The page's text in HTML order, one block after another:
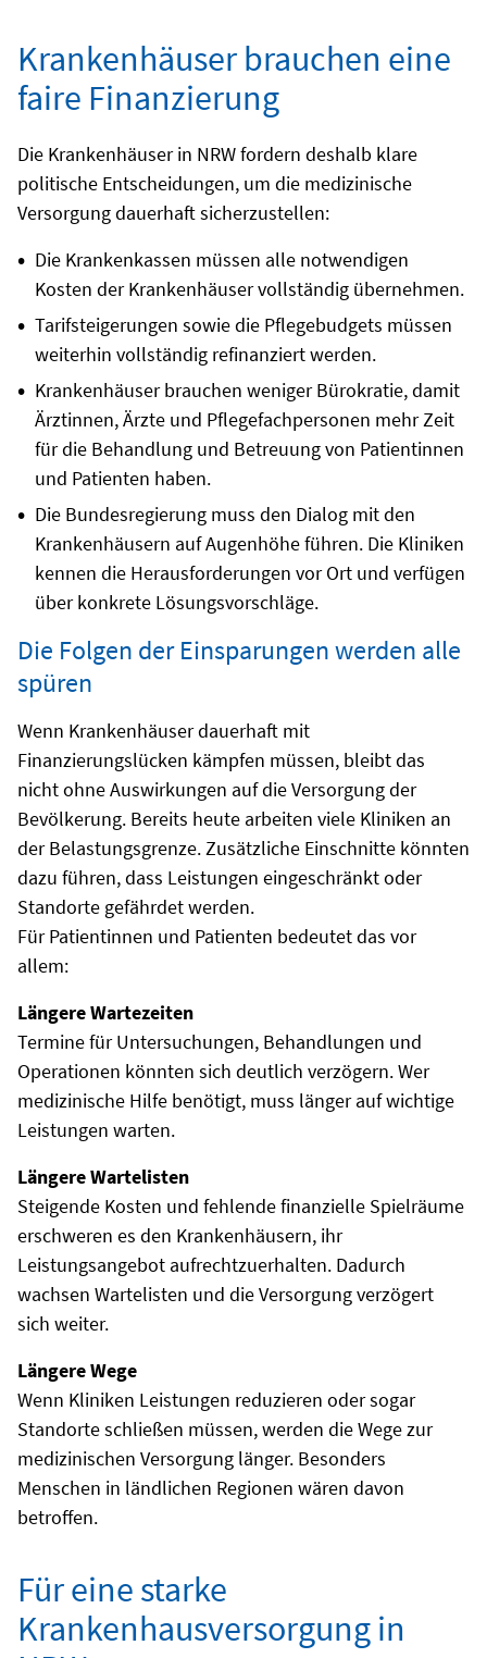
Krankenhäuser brauchen eine
faire Finanzierung
Die Krankenhäuser in NRW fordern deshalb klare
politische Entscheidungen, um die medizinische
Versorgung dauerhaft sicherzustellen:
Die Krankenkassen müssen alle notwendigen
Kosten der Krankenhäuser vollständig übernehmen.
Tarifsteigerungen sowie die Pflegebudgets müssen
weiterhin vollständig refinanziert werden.
Krankenhäuser brauchen weniger Bürokratie, damit
Ärztinnen, Ärzte und Pflegefachpersonen mehr Zeit
für die Behandlung und Betreuung von Patientinnen
und Patienten haben.
Die Bundesregierung muss den Dialog mit den
Krankenhäusern auf Augenhöhe führen. Die Kliniken
kennen die Herausforderungen vor Ort und verfügen
über konkrete Lösungsvorschläge.
Die Folgen der Einsparungen werden alle
spüren
Wenn Krankenhäuser dauerhaft mit
Finanzierungslücken kämpfen müssen, bleibt das
nicht ohne Auswirkungen auf die Versorgung der
Bevölkerung. Bereits heute arbeiten viele Kliniken an
der Belastungsgrenze. Zusätzliche Einschnitte könnten
dazu führen, dass Leistungen eingeschränkt oder
Standorte gefährdet werden.
Für Patientinnen und Patienten bedeutet das vor
allem:
Längere Wartezeiten
Termine für Untersuchungen, Behandlungen und
Operationen könnten sich deutlich verzögern. Wer
medizinische Hilfe benötigt, muss länger auf wichtige
Leistungen warten.
Längere Wartelisten
Steigende Kosten und fehlende finanzielle Spielräume
erschweren es den Krankenhäusern, ihr
Leistungsangebot aufrechtzuerhalten. Dadurch
wachsen Wartelisten und die Versorgung verzögert
sich weiter.
Längere Wege
Wenn Kliniken Leistungen reduzieren oder sogar
Standorte schließen müssen, werden die Wege zur
medizinischen Versorgung länger. Besonders
Menschen in ländlichen Regionen wären davon
betroffen.
Für eine starke
Krankenhausversorgung in